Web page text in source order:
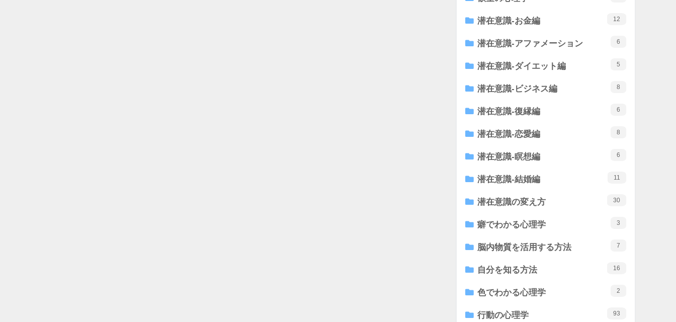
潜在意識-お金編 12
潜在意識-アファメーション 6
潜在意識-ダイエット編 5
潜在意識-ビジネス編 8
潜在意識-復縁編 6
潜在意識-恋愛編 8
潜在意識-瞑想編 6
潜在意識-結婚編 11
潜在意識の変え方 30
癖でわかる心理学 3
脳内物質を活用する方法 7
自分を知る方法 16
色でわかる心理学 2
行動の心理学 93